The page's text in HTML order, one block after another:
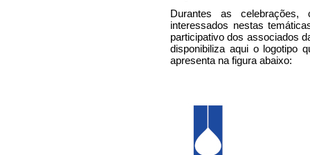
Durantes as
interessados nestas
participativo dos associados
disponibiliza aqui o logotipo
apresenta na figura abaixo: